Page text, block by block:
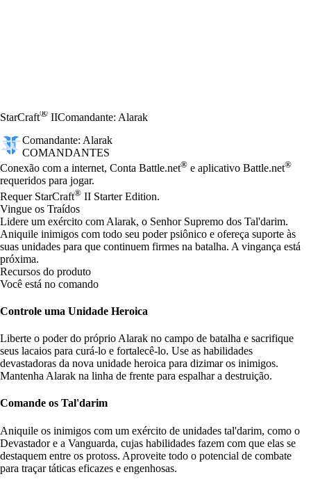
StarCraft® IIComandante: Alarak
Comandante: Alarak
COMANDANTES
Preço
Available actions
Conexão com a internet, Conta Battle.net® e aplicativo Battle.net®
requeridos para jogar.
Requer StarCraft® II Starter Edition.
Vingue os Traídos
Lidere um exército com Alarak, o Senhor Supremo dos Tal'darim.
Aniquile inimigos com todo seu poder psiônico e ofereça suporte às
suas unidades para que continuem firmes na batalha. A vingança está
próxima.
Recursos do produto
Você está no comando
Controle uma Unidade Heroica
Liberte o poder do próprio Alarak no campo de batalha e sacrifique
seus lacaios para curá-lo e fortalecê-lo. Use as habilidades
devastadoras da nova unidade heroica para dizimar os inimigos.
Mantenha Alarak na linha de frente para espalhar a destruição.
Comande os Tal'darim
Aniquile os inimigos com um exército de unidades tal'darim, como o
Devastador e a Vanguarda, cujas habilidades fazem com que elas se
destaquem entre os protoss. Aproveite todo o potencial de combate
para traçar táticas eficazes e engenhosas.